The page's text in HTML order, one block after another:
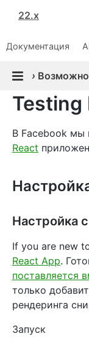
22.x
Документация
›
Testing
В Facebook мы
React
Настройка
If you are new
React App.
поставляется
только
рендеринга
Запуск